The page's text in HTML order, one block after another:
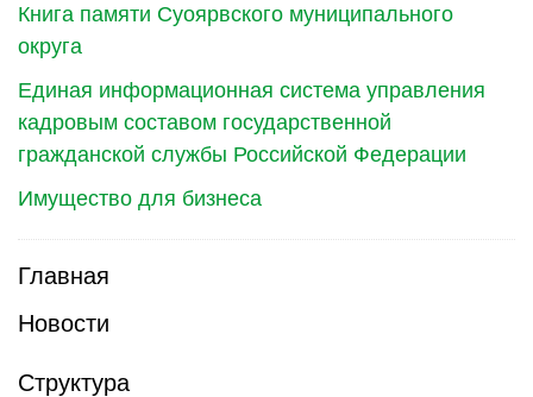
Книга памяти Суоярвского муниципального
округа
Единая информационная система управления
кадровым составом государственной
гражданской службы Российской Федерации
Имущество для бизнеса
Главная
Новости
Структура